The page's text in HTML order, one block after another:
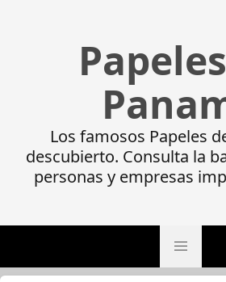
Los famosos Papeles
descubierto. Consulta la
personas y empresas